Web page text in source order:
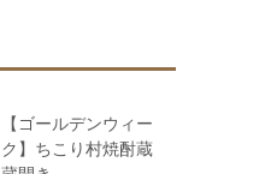
【ゴールデンウィー
ク】ちこり村焼酎蔵